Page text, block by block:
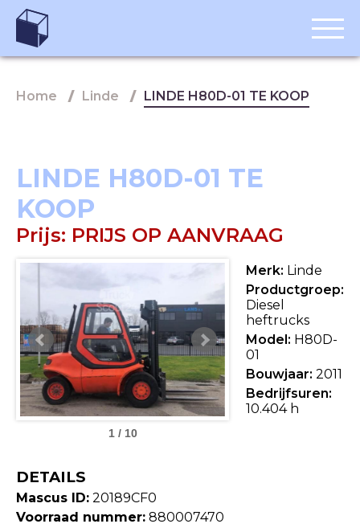
Home Linde LINDE H80D-01 TE KOOP
LINDE H80D-01 TE
KOOP
Prijs: PRIJS OP AANVRAAG
1 / 10
Merk: Linde
Productgroep:
Diesel
heftrucks
Model: H80D-
01
Bouwjaar: 2011
Bedrijfsuren:
10.404 h
DETAILS
Mascus ID: 20189CF0
Voorraad nummer: 880007470